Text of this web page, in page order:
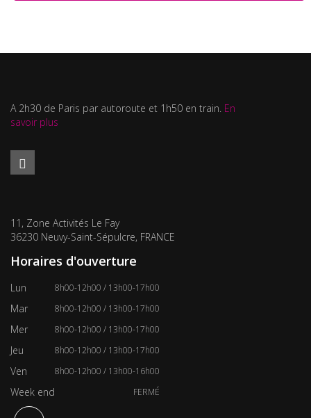
A 2h30 de Paris par autoroute et 1h50 en train. En
savoir plus
11, Zone Activités Le Fay
36230 Neuvy-Saint-Sépulcre, FRANCE
Horaires d'ouverture
Lun 8h00-12h00 / 13h00-17h00
Mar 8h00-12h00 / 13h00-17h00
Mer 8h00-12h00 / 13h00-17h00
Jeu 8h00-12h00 / 13h00-17h00
Ven 8h00-12h00 / 13h00-16h00
Week end FERMÉ